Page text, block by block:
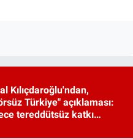
Kılıçdaroğlu'ndan,
Türkiye" açıklaması:
tereddütsüz katkı